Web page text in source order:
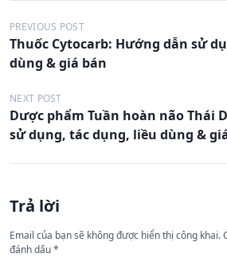
Đ
i
u
h
n
b
PREVIOUS POST
Thuốc Cytocarb: Hướng dẫn sử
dùng & giá bán
NEXT POST
Dược phẩm Tuần hoàn não Thái
sử dụng, tác dụng, liều dùng &
Trả lời
Email của bạn sẽ không được hiển thị công khai.
đánh dấu*